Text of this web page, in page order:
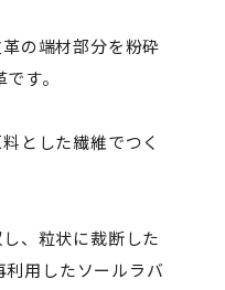
の端材部分を粉砕
す。
とした繊維でつく
、粒状に裁断した
用したソールラバ